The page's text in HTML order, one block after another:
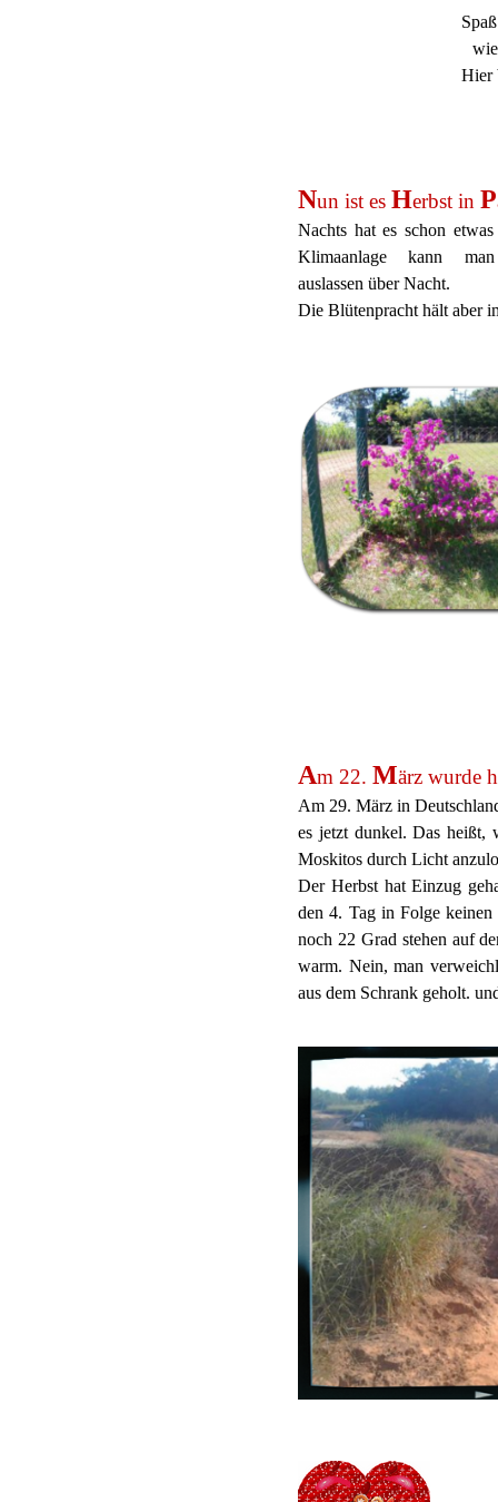
Hier
Nun ist esHerbst inP
Nachts hat es schon
Klimaanlage kann
auslassen über Nacht.
Die Blütenpracht hält aber
Am 22. März wurde
Am 29. März in
es jetzt dunkel. Das heißt,
Moskitos durch Licht
Der Herbst hat Einzug
den 4. Tag in Folge keinen
noch 22 Grad stehen auf
warm. Nein, man
aus dem Schrank geholt.